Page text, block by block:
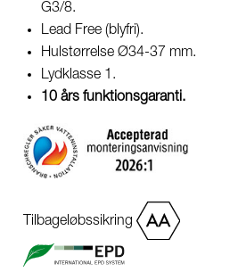
G3/8.
Lead Free (blyfri).
Hulstørrelse Ø34-37 mm.
Lydklasse 1.
10 års funktionsgaranti.
Tilbageløbssikring